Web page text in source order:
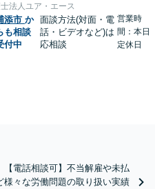
法人ユア・エース
添市 か
も相談
付中
面談方法(対面・電
話・ビデオなど)は
応相談
営業時
間：本日
定休日
【電話相談可】不当解雇や未払
々な労働問題の取り扱い実績